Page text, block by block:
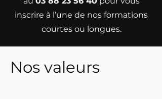
inscrire à l’une de nos formations
courtes ou longues.
Nos valeurs